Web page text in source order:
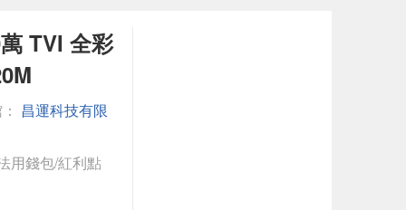
TVI 全彩
昌運科技有限
用錢包/紅利點